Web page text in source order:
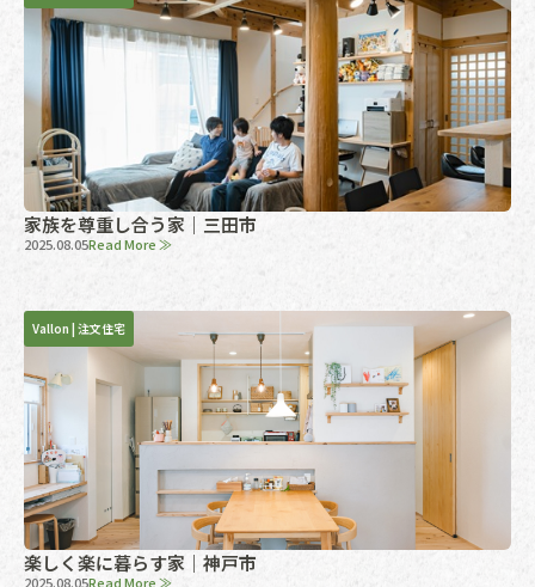
家族を尊重し合う家｜三田市
2025.08.05Read More ≫
Vallon | 注文住宅
楽しく楽に暮らす家｜神戸市
2025.08.05Read More ≫